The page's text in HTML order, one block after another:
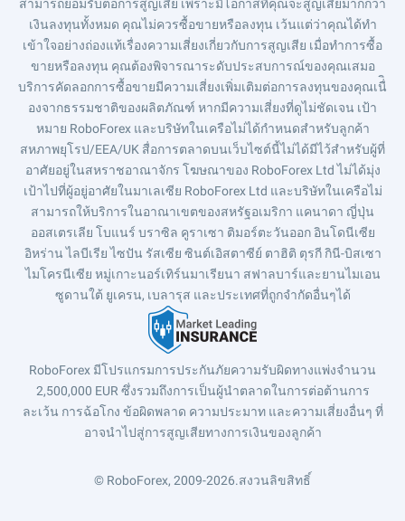
สามารถยอมรับต่อการสูญเสีย เพราะมีโอกาสที่คุณจะสูญเสียมากกว่า
เงินลงทุนทั้งหมด คุณไม่ควรซื้อขายหรือลงทุน เว้นแต่ว่าคุณได้ทำ
เข้าใจอย่างถ่องแท้เรื่องความเสี่ยงเกี่ยวกับการสูญเสีย เมื่อทำการซื้อ
ขายหรือลงทุน คุณต้องพิจารณาระดับประสบการณ์ของคุณเสมอ
บริการคัดลอกการซื้อขายมีความเสี่ยงเพิ่มเติมต่อการลงทุนของคุณเนื่ิ
องจากธรรมชาติของผลิตภัณฑ์ หากมีความเสี่ยงที่ดูไม่ชัดเจน เป้า
หมาย RoboForex และบริษัทในเครือไม่ได้กำหนดสำหรับลูกค้า
สหภาพยุโรป/EEA/UK สื่อการตลาดบนเว็บไซต์นี้ไม่ได้มีไว้สำหรับผู้ที่
อาศัยอยู่ในสหราชอาณาจักร โฆษณาของ RoboForex Ltd ไม่ได้มุ่ง
เป้าไปที่ผู้อยู่อาศัยในมาเลเซีย RoboForex Ltd และบริษัทในเครือไม่
สามารถให้บริการในอาณาเขตของสหรัฐอเมริกา แคนาดา ญี่ปุ่น
ออสเตรเลีย โบแนร์ บราซิล คูราเซา ติมอร์ตะวันออก อินโดนีเซีย
อิหร่าน ไลบีเรีย ไซปัน รัสเซีย ซินต์เอิสตาซีย์ ตาฮิติ ตุรกี กินี-บิสเซา
ไมโครนีเซีย หมู่เกาะนอร์เทิร์นมาเรียนา สฟาลบาร์และยานไมเอน
ซูดานใต้ ยูเครน, เบลารุส และประเทศที่ถูกจำกัดอื่นๆได้
RoboForex มีโปรแกรมการประกันภัยความรับผิดทางแพ่งจำนวน
2,500,000 EUR ซึ่งรวมถึงการเป็นผู้นำตลาดในการต่อต้านการ
ละเว้น การฉ้อโกง ข้อผิดพลาด ความประมาท และความเสี่ยงอื่นๆ ที่
อาจนำไปสู่การสูญเสียทางการเงินของลูกค้า
© RoboForex, 2009-2026.สงวนลิขสิทธิ์